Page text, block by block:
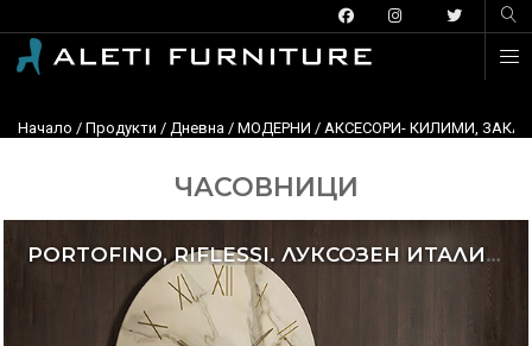
Начало / Продукти / Дневна / МОДЕРНИ / АКСЕСОРИ- КИЛИМИ,
ЧАСОВНИЦИ
PORTOFINO, RIFLESSI. ЛУКСОЗЕН ИТАЛИАНСКИ ЧАСОВНИК ЗА СТЕНА.